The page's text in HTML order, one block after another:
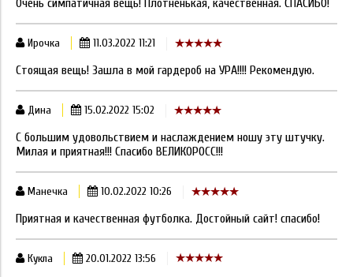
Очень симпатичная вещь! Плотненькая, качественная. СПАСИБО!
Ирочка 11.03.2022 11:21
Стоящая вещь! Зашла в мой гардероб на УРА!!!! Рекомендую.
Дина 15.02.2022 15:02
С большим удовольствием и наслаждением ношу эту штучку.
Милая и приятная!!! Спасибо ВЕЛИКОРОСС!!!
Манечка 10.02.2022 10:26
Приятная и качественная футболка. Достойный сайт! спасибо!
Кукла 20.01.2022 13:56